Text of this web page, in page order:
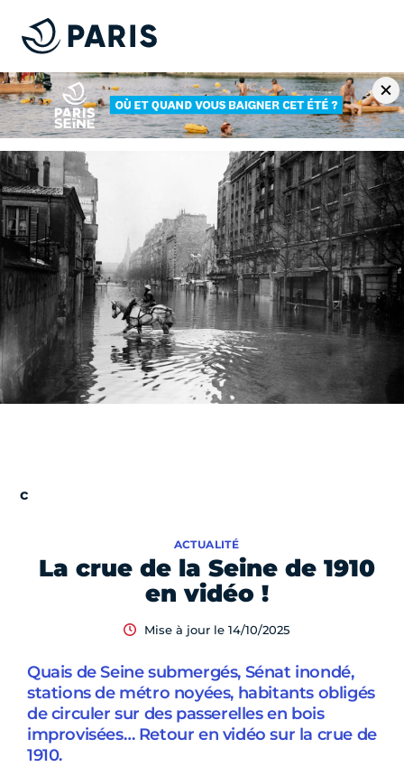
La crue de la Seine de 1910
en vidéo !
ACTUALITÉ
Mise à jour le 14/10/2025
Quais de Seine submergés, Sénat inondé,
stations de métro noyées, habitants obligés
de circuler sur des passerelles en bois
improvisées… Retour en vidéo sur la crue de
1910.